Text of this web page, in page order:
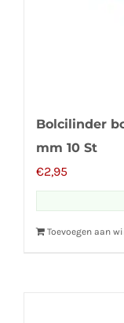
Bolcilinder
mm 10 St
€2,95
Toevoegen aan